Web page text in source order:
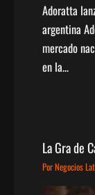
Adoratta
argentina
mercado
en la…
La Gra de
PorNegocios